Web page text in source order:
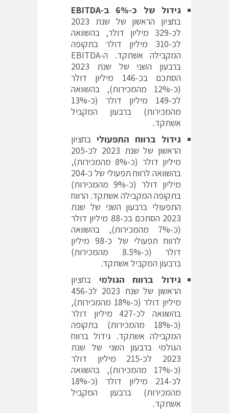
גידול של כ-6% ב-
EBITDA
בחציון הראשון של שנת 2023
לכ-329 מיליון דולר, בהשוואה
לכ-310 מיליון דולר בתקופה
המקבילה אשתקד. ה-EBITDA
ברבעון השני של שנת 2023
הסתכם בכ-146 מיליון דולר
(כ-12% מהמכירות), בהשוואה
לכ-149 מיליון דולר (כ-13%
מהמכירות) ברבעון המקביל
אשתקד.
גידול ברווח התפעולי בחציון
הראשון של שנת 2023 לכ-205
מיליון דולר (כ-8% מהמכירות),
בהשוואה לרווח תפעולי של כ-204
מיליון דולר (כ-9% מהמכירות)
בתקופה המקבילה אשתקד. הרווח
התפעולי ברבעון השני של שנת
2023 הסתכם בכ-88 מיליון דולר
(כ-7% מהמכירות), בהשוואה
לרווח תפעולי של כ-98 מיליון
דולר (כ-8.5% מהמכירות)
ברבעון המקביל אשתקד.
גידול ברווח הגולמי בחציון
הראשון של שנת 2023 לכ-456
מיליון דולר (כ-18% מהמכירות),
בהשוואה לכ-427 מיליון דולר
(כ-18% מהמכירות) בתקופה
המקבילה אשתקד. גידול ברווח
הגולמי ברבעון השני של שנת
2023 לכ-215 מיליון דולר
(כ-17% מהמכירות), בהשוואה
לכ-214 מיליון דולר (כ-18%
מהמכירות) ברבעון המקביל
אשתקד.